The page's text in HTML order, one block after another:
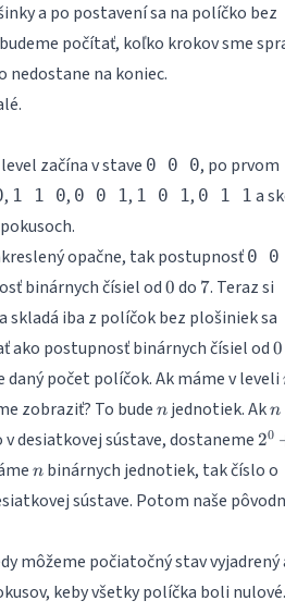
a po postavení sa na políčko bez
počítať, koľko krokov sme
nedostane na koniec.
začína v stave 0 0 0, po prvom
, 1 1 0, 0 0 1, 1 0 1, 0 1 1 a
opačne, tak postupnosť 0 0
binárnych čísiel od 0
0 do 7
7. Teraz si
skladá iba z políčok bez plošiniek sa
ako postupnosť binárnych čísiel od 0
0
daný počet políčok. Ak máme v leveli
zobraziť? To bude n
njednotiek. Akn
n
desiatkovej sústave, dostaneme
2^1
+
1}
20
n
n binárnych jednotiek, tak číslo o
sústave. Potom naše
môžeme počiatočný stav vyjadrený
keby všetky políčka boli nulové.